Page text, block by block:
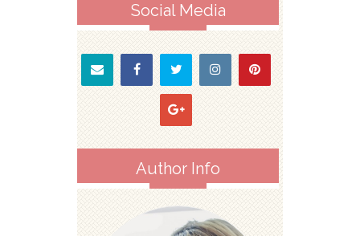
Social Media
Author Info